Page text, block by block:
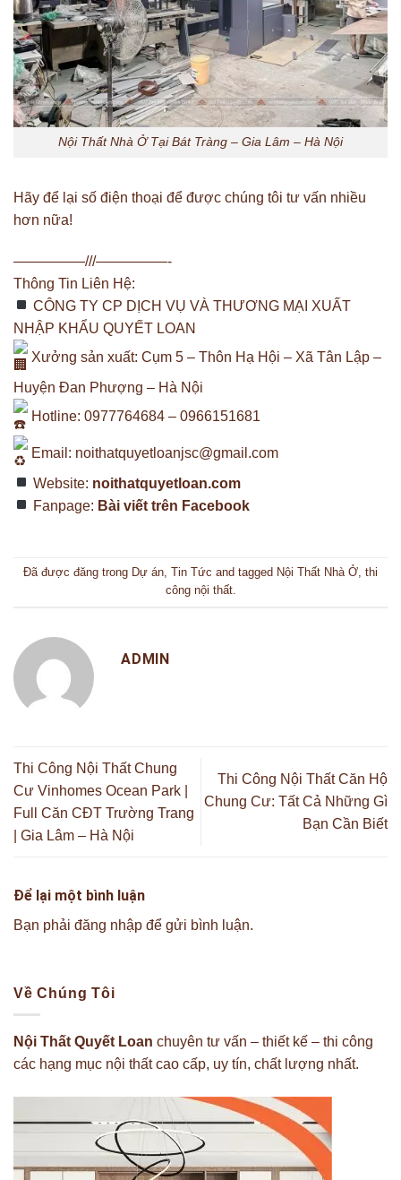
Nội Thất Nhà Ở Tại Bát Tràng – Gia Lâm – Hà Nội
Hãy để lại số điện thoại để được chúng tôi tư vấn nhiều
hơn nữa!
—————///—————-
Thông Tin Liên Hệ:
CÔNG TY CP DỊCH VỤ VÀ THƯƠNG MẠI XUẤT
NHẬP KHẨU QUYẾT LOAN
Xưởng sản xuất: Cụm 5 – Thôn Hạ Hội – Xã Tân Lập –
Huyện Đan Phượng – Hà Nội
Hotline: 0977764684 – 0966151681
Email: noithatquyetloanjsc@gmail.com
Website: noithatquyetloan.com
Fanpage: Bài viết trên Facebook
Đã được đăng trong Dự án, Tin Tức and tagged Nội Thất Nhà Ở, thi
công nội thất.
ADMIN
Thi Công Nội Thất Chung
Cư Vinhomes Ocean Park |
Full Căn CĐT Trường Trang
| Gia Lâm – Hà Nội
Thi Công Nội Thất Căn Hộ
Chung Cư: Tất Cả Những Gì
Bạn Cần Biết
Để lại một bình luận
Bạn phải đăng nhập để gửi bình luận.
Về Chúng Tôi
Nội Thất Quyết Loan chuyên tư vấn – thiết kế – thi công
các hạng mục nội thất cao cấp, uy tín, chất lượng nhất.